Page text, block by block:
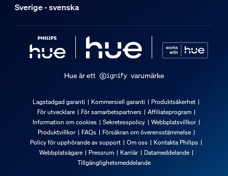
Sverige - svenska
Hue är ett varumärke
Lagstadgad garanti Kommersiell garanti
Produktsäkerhet
För utvecklare
För samarbetspartners
Affiliateprogram
Information om cookies
Sekretesspolicy
Webbplatsvillkor
Produktvillkor
FAQs
Försäkran om överensstämmelse
Policy för upphörande av support
Om oss
Kontakta Philips
Webbplatsägare
Pressrum Karriär
Datameddelande
Tillgänglighetsmeddelande